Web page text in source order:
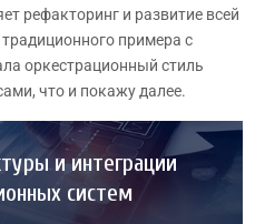
рефакторинг и развитие всей
примера с
оркестрационный стиль
что и покажу далее.
и интеграции
систем